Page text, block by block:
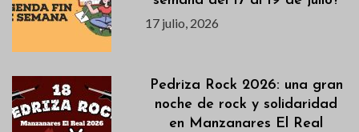
17 julio, 2026
Pedriza Rock 2026: una gran
noche de rock y solidaridad
en Manzanares El Real